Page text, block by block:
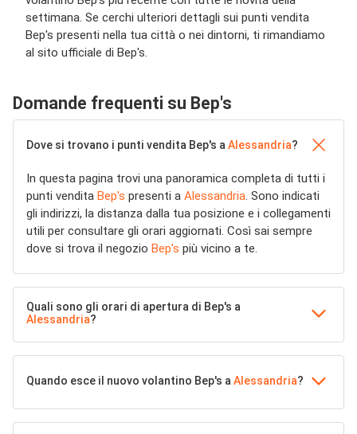
settimana. Se cerchi ulteriori dettagli sui punti vendita
Bep's presenti nella tua città o nei dintorni, ti rimandiamo
al sito ufficiale di Bep's.
Domande frequenti su Bep's
Dove si trovano i punti vendita Bep's a Alessandria?
In questa pagina trovi una panoramica completa di tutti i
punti vendita Bep's presenti a Alessandria. Sono indicati
gli indirizzi, la distanza dalla tua posizione e i collegamenti
utili per consultare gli orari aggiornati. Così sai sempre
dove si trova il negozio Bep's più vicino a te.
Quali sono gli orari di apertura di Bep's a
Alessandria?
Quando esce il nuovo volantino Bep's a Alessandria?